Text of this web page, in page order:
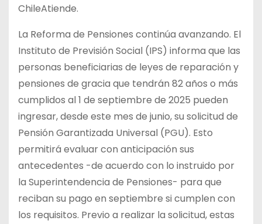
ChileAtiende.
La Reforma de Pensiones continúa avanzando. El
Instituto de Previsión Social (IPS) informa que las
personas beneficiarias de leyes de reparación y
pensiones de gracia que tendrán 82 años o más
cumplidos al 1 de septiembre de 2025 pueden
ingresar, desde este mes de junio, su solicitud de
Pensión Garantizada Universal (PGU). Esto
permitirá evaluar con anticipación sus
antecedentes -de acuerdo con lo instruido por
la Superintendencia de Pensiones- para que
reciban su pago en septiembre si cumplen con
los requisitos. Previo a realizar la solicitud, estas